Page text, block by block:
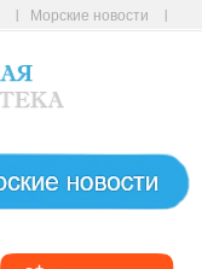
Морские новости